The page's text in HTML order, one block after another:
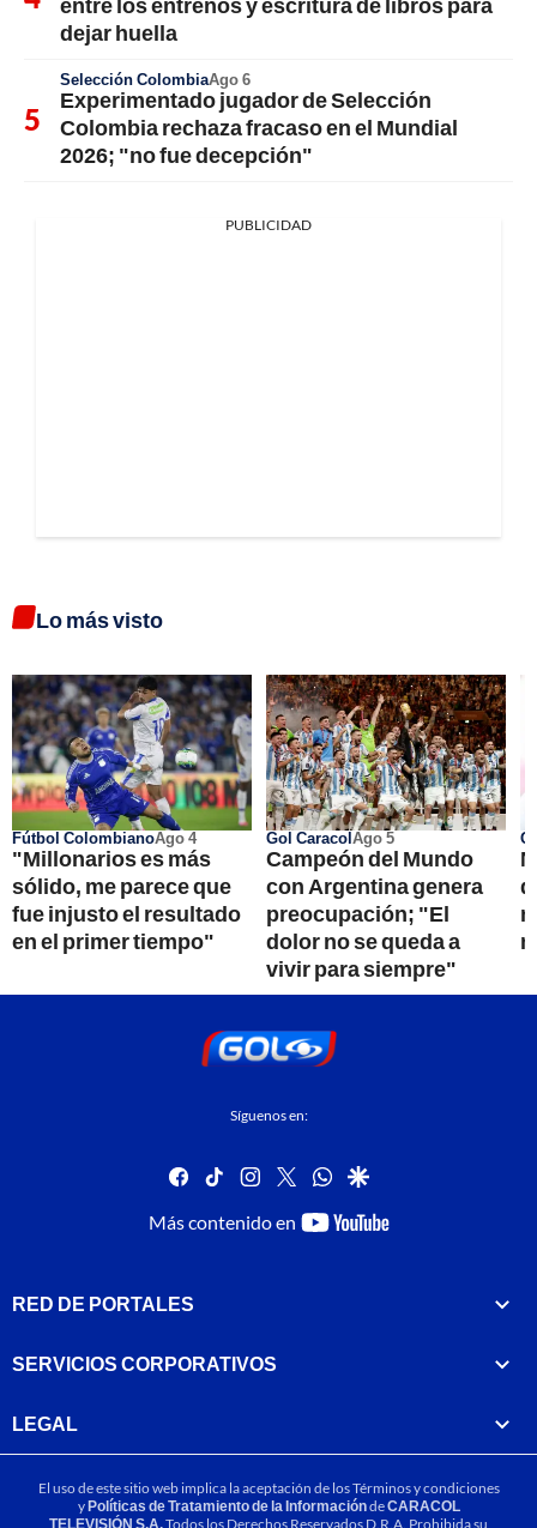
dejar huella
Selección ColombiaAgo 6
Experimentado jugador de Selección
Colombia rechaza fracaso en el Mundial
2026; "no fue decepción"
PUBLICIDAD
Lo más visto
Fútbol ColombianoAgo 4
"Millonarios es más
sólido, me parece que
fue injusto el resultado
en el primer tiempo"
Gol CaracolAgo 5
Campeón del Mundo
con Argentina genera
preocupación; "El
dolor no se queda a
vivir para siempre"
Síguenos en:
facebook
tiktok instagram
twitterwhatsapp
google
Más contenido en
youtube-
RED DE PORTALES
SERVICIOS CORPORATIVOS
LEGAL
El uso de este sitio web implica la aceptación de losTérminos y condiciones
yPolíticas de Tratamiento de la InformacióndeCARACOL
TELEVISIÓN S.A.Todos los Derechos Reservados D.R.A. Prohibida su